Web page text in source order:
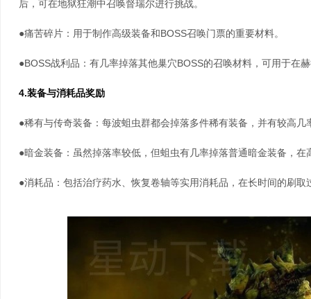
后，可在地狱狂潮中召唤督瑞尔进行挑战。
●痛苦碎片：用于制作高级装备和BOSS召唤门票的重要材料。
●BOSS战利品：有几率掉落其他巢穴BOSS的召唤材料，可用于在
4.装备与消耗品奖励
●稀有与传奇装备：每波蛆虫群都会掉落多件稀有装备，并有较高
●暗金装备：虽然掉落率较低，但蛆虫有几率掉落普通暗金装备，
●消耗品：包括治疗药水、恢复卷轴等实用消耗品，在长时间的刷取